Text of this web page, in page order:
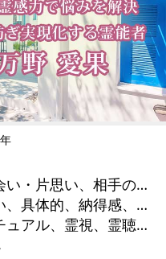
恋愛成就、出会い・片思い、相手の気持ち、相性、縁結び、結婚、男心・女心、二人の今後、複雑な恋愛、三角関係、略奪愛、浮気、不倫、復活愛、復縁、離婚、同性愛・LGBT、人間関係、職場の人間関係、対人関係、仕事運、適職、天職、転職、進路、就職、人生全般、使命、経営相談、人事、開業、廃業、夢、目標、ビジネスチャンス、ビジネスパートナー、パワーハラスメント、セクシャルハラスメント、家族関係、夫婦関係、家庭問題、夫婦問題、親族問題、育児・子育て、シングルマザー、ドメスティックバイオレンス、相続関係、美容、精神問題、心の問題、うつ、ストレス、いじめ、人生相談、霊的問題、ご先祖様、守護霊様、お墓参り、魂の本質、前世、来世、夢診断、ペットの気持ち、ペット交信、ペットへのヒーリング、パワーストーン選択、引越し・転居、方位、開運指導、健康運、金銭トラブル、ご近所問題、縁切り
わかりやすい、具体的、納得感、友達のように相談できる、聞き上手、とても話しやすい、じっくり聞いてくれる、愛にあふれ温かい、勇気をくれる、前向き・元気になれる、実力派
霊感・スピリチュアル、霊視、霊聴、未来予知、前世・来世、守護霊対話、波動修正、オーラ、エネルギー調整、ソウルメイト、チャネリング、ペットの気持ち、タロット、オラクルカード、風水、姓名判断、九星気学、四柱推命、数秘術、カラー診断、夢診断、易学、手相、人相(顔相)、祈祷、祈願、縁結び、除霊、縁切り、パワーストーン、水晶、サイコロ、ヒーリング、レイキ、カウンセリング、オリジナル占術